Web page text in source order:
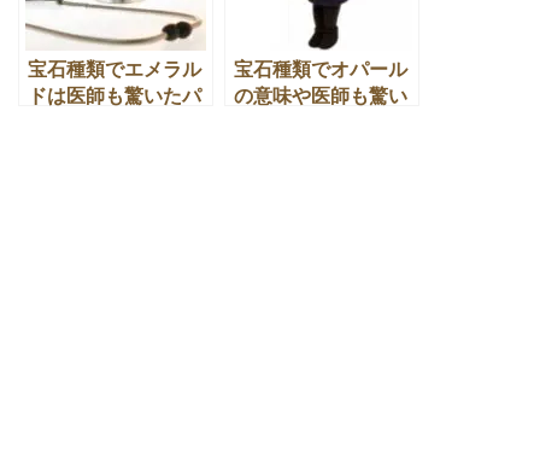
宝石種類でエメラル
ドは医師も驚いたパ
宝石種類でオパール
の意味や医師も驚い